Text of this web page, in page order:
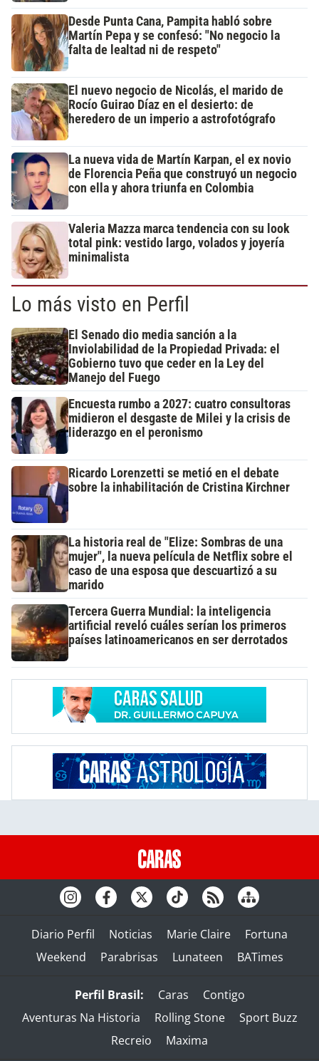
Desde Punta Cana, Pampita habló sobre
Martín Pepa y se confesó: "No negocio la
falta de lealtad ni de respeto"
El nuevo negocio de Nicolás, el marido de
Rocío Guirao Díaz en el desierto: de
heredero de un imperio a astrofotógrafo
La nueva vida de Martín Karpan, el ex novio
de Florencia Peña que construyó un negocio
con ella y ahora triunfa en Colombia
Valeria Mazza marca tendencia con su look
total pink: vestido largo, volados y joyería
minimalista
Lo más visto en Perfil
El Senado dio media sanción a la
Inviolabilidad de la Propiedad Privada: el
Gobierno tuvo que ceder en la Ley del
Manejo del Fuego
Encuesta rumbo a 2027: cuatro consultoras
midieron el desgaste de Milei y la crisis de
liderazgo en el peronismo
Ricardo Lorenzetti se metió en el debate
sobre la inhabilitación de Cristina Kirchner
La historia real de "Elize: Sombras de una
mujer", la nueva película de Netflix sobre el
caso de una esposa que descuartizó a su
marido
Tercera Guerra Mundial: la inteligencia
artificial reveló cuáles serían los primeros
países latinoamericanos en ser derrotados
Diario Perfil Noticias Marie Claire
Fortuna
Weekend
Parabrisas Lunateen BATimes
Perfil Brasil: Caras
Contigo
Aventuras Na Historia
Rolling Stone
Sport Buzz
Recreio
Maxima